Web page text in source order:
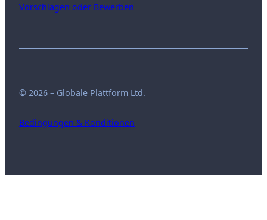
Vorschlagen oder Bewerben
© 2026 – Globale Plattform Ltd.
Bedingungen & Konditionen